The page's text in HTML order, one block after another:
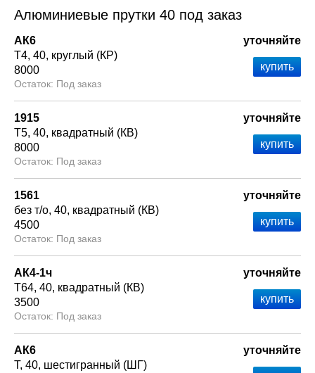
Алюминиевые прутки 40 под заказ
АК6
Т4 40 круглый (КР)
8000
Под заказ
уточняйте
1915
Т5 40 квадратный (КВ)
8000
Под заказ
уточняйте
1561
без т/о 40 квадратный (КВ)
4500
Под заказ
уточняйте
АК4-1ч
Т64 40 квадратный (КВ)
3500
Под заказ
уточняйте
АК6
Т 40 шестигранный (ШГ)
уточняйте